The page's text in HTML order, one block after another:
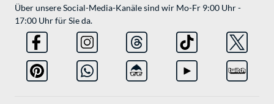
Über unsere Social-Media-Kanäle sind wir Mo-Fr 9:00 Uhr -
17:00 Uhr für Sie da.